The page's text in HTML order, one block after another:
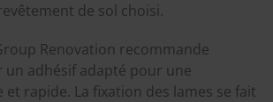
de sol choisi.
Renovation recommande
adhésif adapté pour une
et rapide. La fixation des lames se fait